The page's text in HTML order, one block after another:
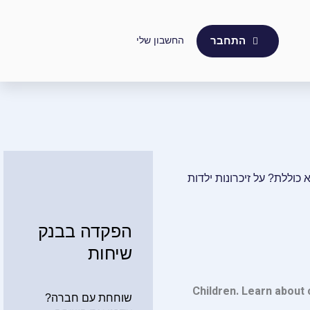
התחבר החשבון שלי
כוללת? על זיכרונות ילדות
Children. Learn
הפקדה בבנק
שיחות
שוחחת עם חברה?